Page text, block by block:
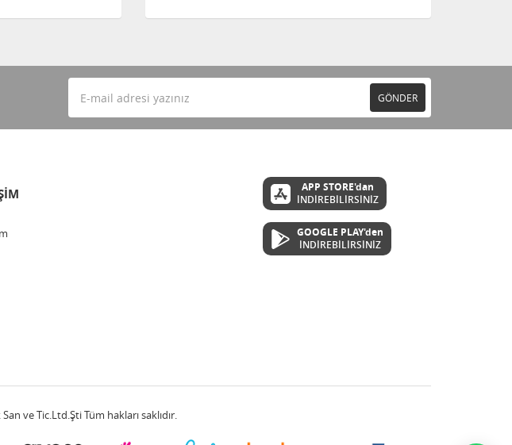
GÖNDER
APP STORE'dan
İNDİREBİLİRSİNİZ
GOOGLE PLAY'den
İNDİREBİLİRSİNİZ
ve Tic.Ltd.Şti Tüm hakları saklıdır.